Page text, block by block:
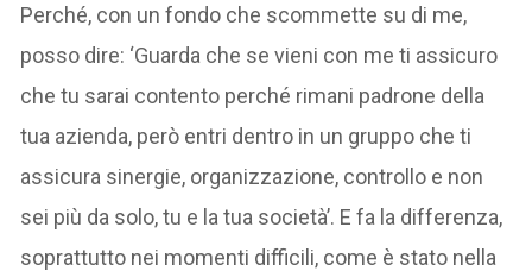
Perché, con un fondo che scommette su di me,
posso dire: ‘Guarda che se vieni con me ti assicuro
che tu sarai contento perché rimani padrone della
tua azienda, però entri dentro in un gruppo che ti
assicura sinergie, organizzazione, controllo e non
sei più da solo, tu e la tua società’. E fa la differenza,
soprattutto nei momenti difficili, come è stato nella